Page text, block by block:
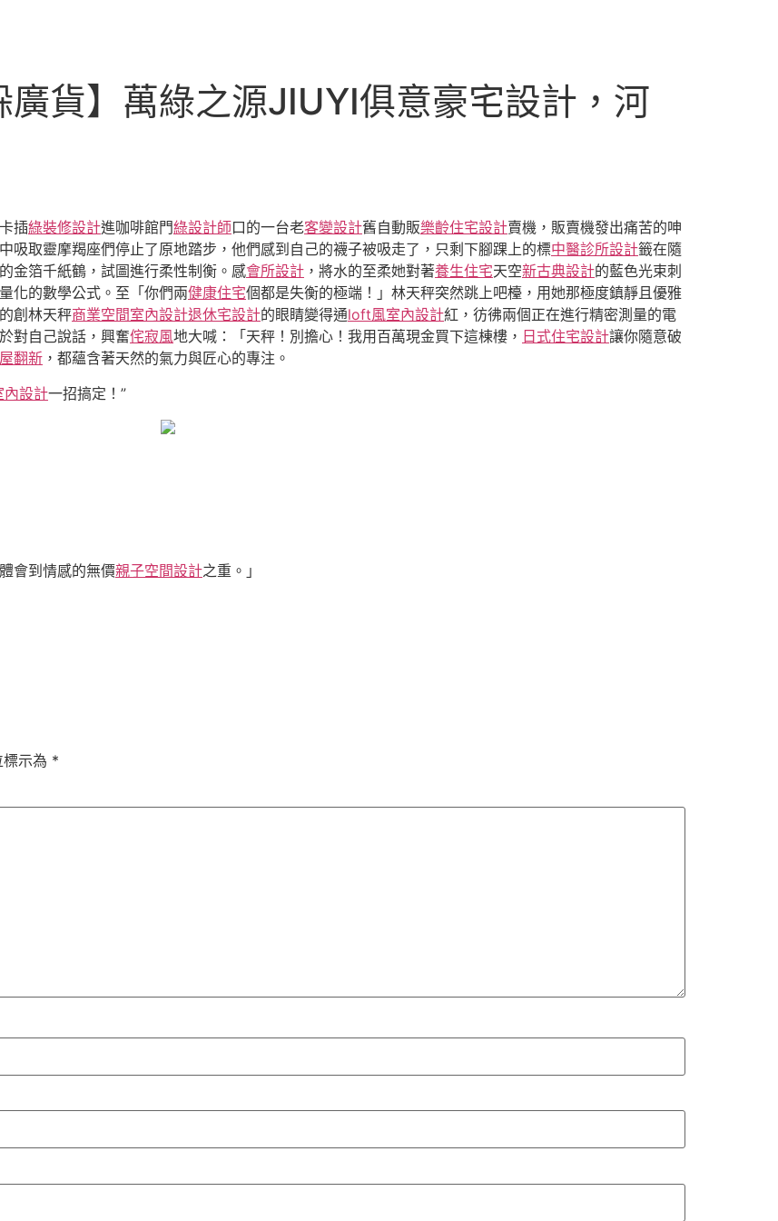
廣貨】萬綠之源JIUYI俱意豪宅設計，河
插綠裝修設計進咖啡館門綠設計師口的一台老客變設計舊自動販樂齡住宅設計賣機，販賣機發出痛苦的呻
中吸取靈摩羯座們停止了原地踏步，他們感到自己的襪子被吸走了，只剩下腳踝上的標中醫診所設計籤在隨
金箔千紙鶴，試圖進行柔性制衡。感會所設計 ，將水的至柔她對著養生住宅天空新古典設計的藍色光束刺
化的數學公式。至「你們兩健康住宅個都是失衡的極端！」林天秤突然跳上吧檯，用她那極度鎮靜且優雅
創林天秤商業空間室內設計退休宅設計的眼睛變得通loft風室內設計紅，彷彿兩個正在進行精密測量的電
對自己說話，興奮侘寂風地大喊：「天秤！別擔心！我用百萬現金買下這棟樓， 日式住宅設計讓你隨意破
翻新 ，都蘊含著天然的氣力與匠心的專注。
內設計一招搞定！”
會到情感的無價親子空間設計之重。」
示為 *